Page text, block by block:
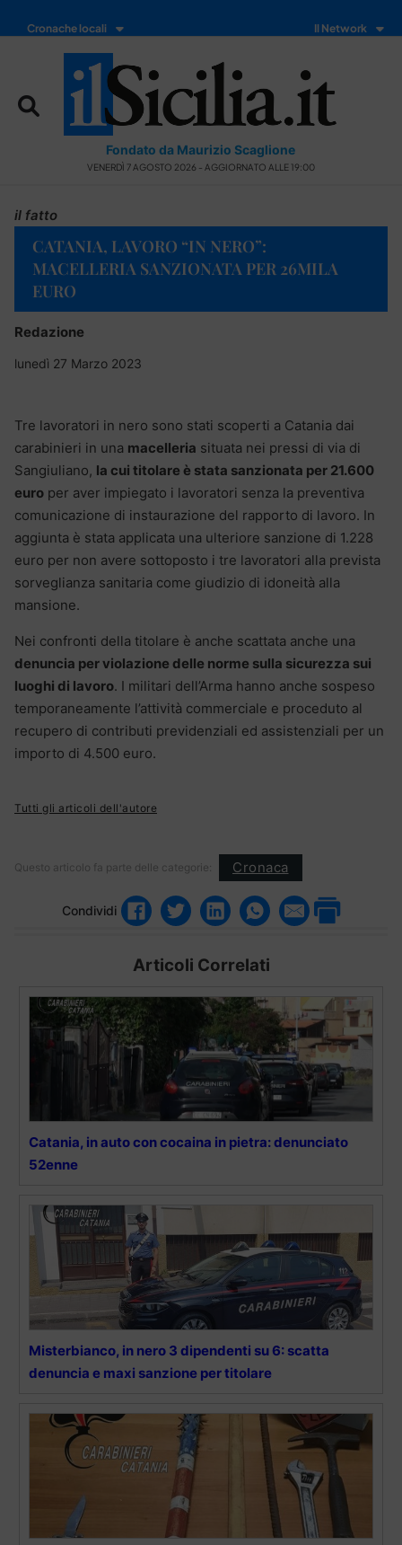
Cronache locali Il Network
Fondato da Maurizio Scaglione
VENERDÌ 7 AGOSTO 2026 - AGGIORNATO ALLE 19:00
il fatto
CATANIA, LAVORO “IN NERO”:
MACELLERIA SANZIONATA PER 26MILA
EURO
Redazione
lunedì 27 Marzo 2023
Tre lavoratori in nero sono stati scoperti a Catania dai
carabinieri in una macelleria situata nei pressi di via di
Sangiuliano, la cui titolare è stata sanzionata per 21.600
euro per aver impiegato i lavoratori senza la preventiva
comunicazione di instaurazione del rapporto di lavoro. In
aggiunta è stata applicata una ulteriore sanzione di 1.228
euro per non avere sottoposto i tre lavoratori alla prevista
sorveglianza sanitaria come giudizio di idoneità alla
mansione.
Nei confronti della titolare è anche scattata anche una
denuncia per violazione delle norme sulla sicurezza sui
luoghi di lavoro. I militari dell’Arma hanno anche sospeso
temporaneamente l’attività commerciale e proceduto al
recupero di contributi previdenziali ed assistenziali per un
importo di 4.500 euro.
Tutti gli articoli dell'autore
Questo articolo fa parte delle categorie: Cronaca
Condividi
Articoli Correlati
Catania, in auto con cocaina in pietra: denunciato
52enne
Misterbianco, in nero 3 dipendenti su 6: scatta
denuncia e maxi sanzione per titolare